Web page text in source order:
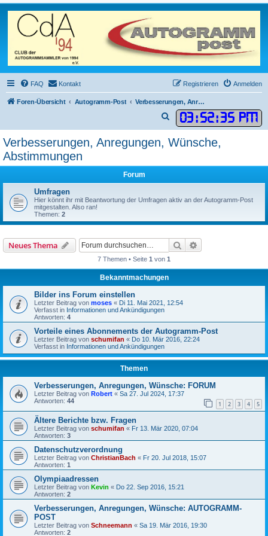
FAQ Kontakt Anmelden
Registrieren
Foren-Übersicht Autogramm-Post Verbesserungen, Anregungen, Wünsche, Abstimmungen
03:52:35 PM
u
c
Verbesserungen, Anregungen, Wünsche,
Abstimmungen
Forum
Umfragen
Hier könnt ihr mit Beantwortung der Umfragen aktiv an der Autogramm-Post
mitgestalten. Also ran!
Themen: 2
Neues Thema Suche
7 Themen • Seite 1 von 1
Bekanntmachungen
Bilder ins Forum einstellen
Letzter Beitrag von moses « Di 11. Mai 2021, 12:54
Verfasst in Informationen und Ankündigungen
Antworten: 4
Vorteile eines Abonnements der Autogramm-Post
Letzter Beitrag von schumifan « Do 10. Mär 2016, 22:24
Verfasst in Informationen und Ankündigungen
Themen
Verbesserungen, Anregungen, Wünsche: FORUM
Letzter Beitrag von Robert « Sa 27. Jul 2024, 17:37
Antworten: 44 1 2 3 4 5
Ältere Berichte bzw. Fragen
Letzter Beitrag von schumifan « Fr 13. Mär 2020, 07:04
Antworten: 3
Datenschutzverordnung
Letzter Beitrag von ChristianBach « Fr 20. Jul 2018, 15:07
Antworten: 1
Olympiaadressen
Letzter Beitrag von Kevin « Do 22. Sep 2016, 15:21
Antworten: 2
Verbesserungen, Anregungen, Wünsche: AUTOGRAMM-
POST
Letzter Beitrag von Schneemann « Sa 19. Mär 2016, 19:30
Antworten: 2